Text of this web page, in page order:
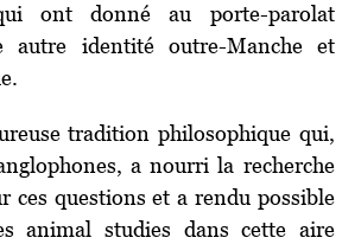
ont donné au porte-parolat
autre identité outre-Manche et
tradition philosophique qui,
a nourri la recherche
ces questions et a rendu possible
animal studies dans cette aire